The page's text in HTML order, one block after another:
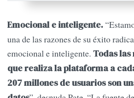
Emocional e inteligente.
una de las razones de su éxito
emocional e inteligente. Todas
que realiza la plataforma a
207 millones de usuarios son